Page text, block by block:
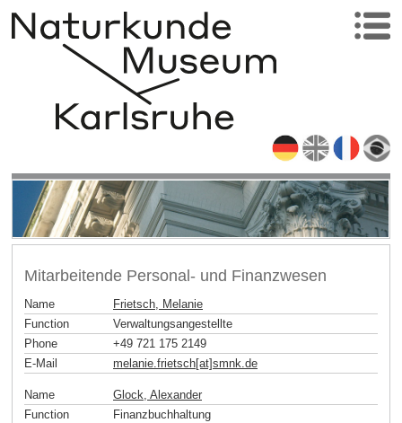
Mitarbeitende Personal- und Finanzwesen
Name
Frietsch, Melanie
Function
Verwaltungsangestellte
Phone
+49 721 175 2149
E-Mail
melanie.frietsch[at]smnk.de
Name
Glock, Alexander
Function
Finanzbuchhaltung